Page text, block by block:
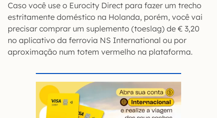
Caso você use o Eurocity Direct para fazer um trecho
estritamente doméstico na Holanda, porém, você vai
precisar comprar um suplemento (toeslag) de € 3,20
no aplicativo da ferrovia NS International ou por
aproximação num totem vermelho na plataforma.